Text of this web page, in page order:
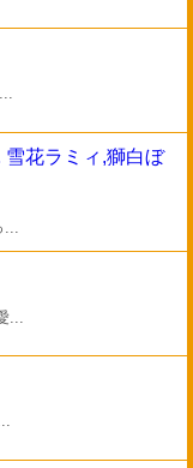
雪花ラミィ,獅白ぼ
...
...